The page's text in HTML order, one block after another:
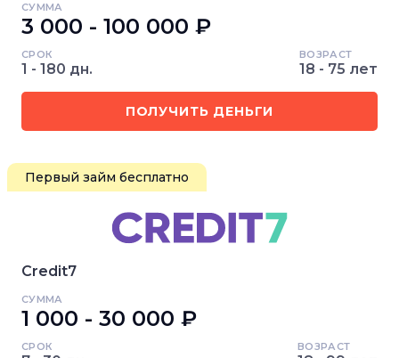
СУММА
3 000 - 100 000 ₽
СРОК
1 - 180 дн.
ВОЗРАСТ
18 - 75 лет
ПОЛУЧИТЬ ДЕНЬГИ
Первый займ бесплатно
Credit7
СУММА
1 000 - 30 000 ₽
СРОК ВОЗРАСТ